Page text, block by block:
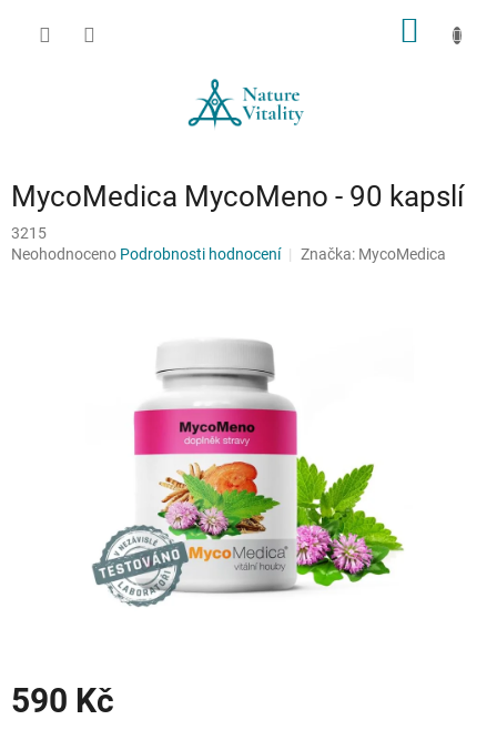
MycoMedica MycoMeno - 90 kapslí
3215
Průměrné
Neohodnoceno Podrobnosti hodnocení Značka: MycoMedica
590 Kč